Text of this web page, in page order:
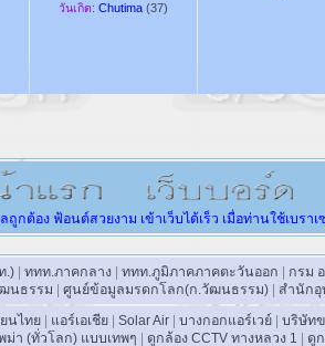
วันเกิด: Chutima (37)
ถูกต้อง ฟ้อนต์สวยงาม เข้าเว็บได้เร็ว เมื่อท่านใช้เบราเ
.) | ททท.ภาคกลาง | ททท.ภูมิภาคภาคตะวันออก | กรม
นธรรม | ศูนย์ข้อมูลมรดกโลก(ก.วัฒนธรรม) | สำนักอุ
ยนไทย | แอร์เอเชีย | Solar Air | บางกอกแอร์เวย์ | บริษัท
ม่า (ทั่วโลก) แบบเทพๆ | ดูกล้อง CCTV ทางหลวง 1 | ดู